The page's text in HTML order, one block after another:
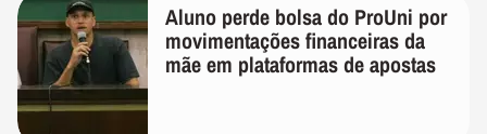
Aluno perde bolsa do ProUni por
movimentações financeiras da
mãe em plataformas de apostas